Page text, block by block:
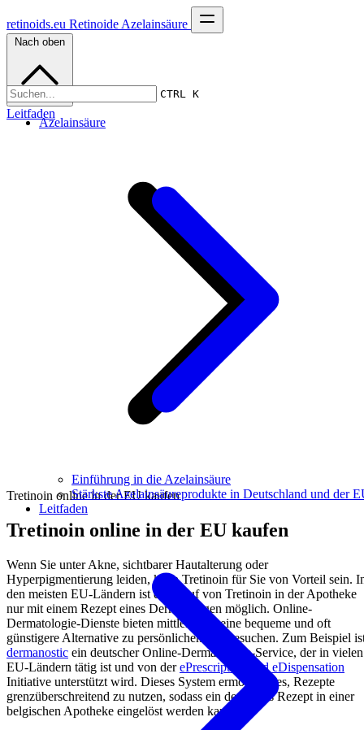
retinoids.eu Retinoide Azelainsäure
CTRL K
Azelainsäure
Einführung in die Azelainsäure
Stärkste Azelainsäureprodukte in Deutschland und der
Leitfaden
Nach oben
Leitfaden
Tretinoin online in der EU kaufen
Tretinoin online in der EU kaufen
Wenn Sie unter Akne, sichtbarer Hautalterung oder
Hyperpigmentierung leiden, kann Tretinoin für Sie von Vorteil sein.
den meisten EU-Ländern ist der Kauf von Tretinoin in der Apotheke
nur mit einem Rezept eines Dermatologen möglich. Online-
Dermatologie-Dienste bieten mittlerweile eine bequeme und oft
günstigere Alternative zu persönlichen Arztbesuchen. Zum Beispiel
dermanostic ein deutscher Online-Dermatologie-Service, der in vielen
EU-Ländern tätig ist und von derePrescription und eDispensation
Initiative unterstützt wird. Dieses System ermöglicht es, Rezepte
grenzüberschreitend zu nutzen, sodass ein deutsches Rezept in einer
belgischen Apotheke eingelöst werden kann.